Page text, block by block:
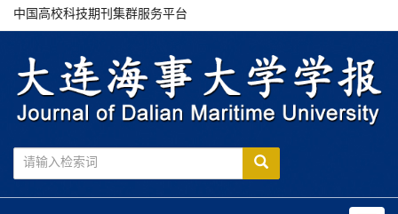
中国高校科技期刊集群服务平台